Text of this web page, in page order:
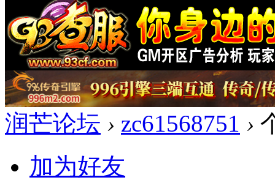
润芒论坛 › zc61568751 ›
加为好友